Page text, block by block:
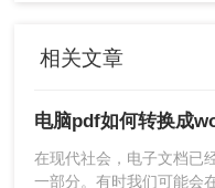
转转大师PDF转换器
多种实用办公功能。
相关文章
在现代社会，电子文档已
一部分。有时我们可能会